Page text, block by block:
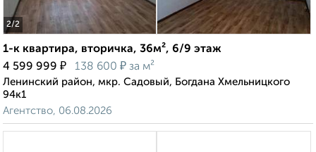
2/2
1-к квартира, вторичка, 36м², 6/9 этаж
4 599 999 ₽ 138 600 ₽ за м²
Ленинский район, мкр. Садовый, Богдана Хмельницкого
94к1
Агентство, 06.08.2026